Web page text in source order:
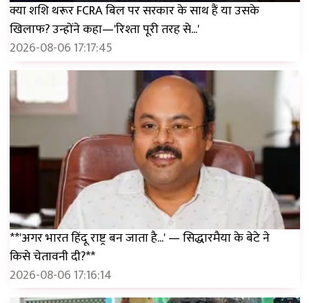
क्या शशि थरूर FCRA बिल पर सरकार के साथ हैं या उसके
खिलाफ? उन्होंने कहा—'रिश्ता पूरी तरह से...'
2026-08-06 17:17:45
**'अगर भारत हिंदू राष्ट्र बन जाता है...' — सिद्धारमैया के बेटे ने
किसे चेतावनी दी?**
2026-08-06 17:16:14